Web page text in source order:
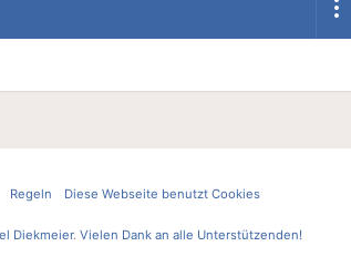
Regeln Diese Webseite benutzt Cookies
Diekmeier. Vielen Dank an alle Unterstützenden!